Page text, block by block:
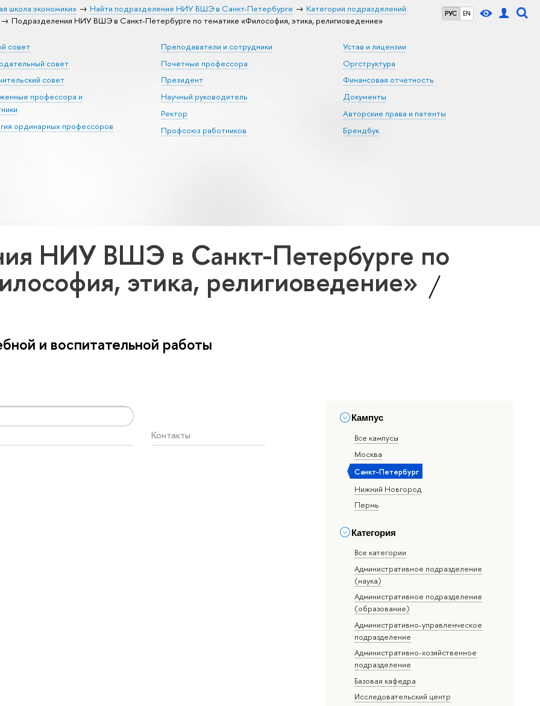
РУС EN
школа экономики» Найти подразделение НИУ ВШЭ в Санкт-Петербурге
Категория подразделений:
Подразделения НИУ ВШЭ в Санкт-Петербурге по тематике «Философия, этика, религиоведение»
совет
совет
совет
профессора и
ординарных профессоров
Преподаватели и сотрудники
Почетные профессора
Президент
Научный руководитель
Ректор
Профсоюз работников
Устав и лицензии
Оргструктура
Финансовая отчетность
Документы
Авторские права и патенты
Брендбук
НИУ ВШЭ в Санкт-Петербурге по
этика, религиоведение»
и воспитательной работы
Кампус
Все кампусы
Москва
Санкт-Петербург
Нижний Новгород
Пермь
Категория
Все категории
Административное подразделение
(наука)
Административное подразделение
(образование)
Административно-управленческое
подразделение
Административно-хозяйственное
подразделение
Базовая кафедра
Исследовательский центр
Контакты